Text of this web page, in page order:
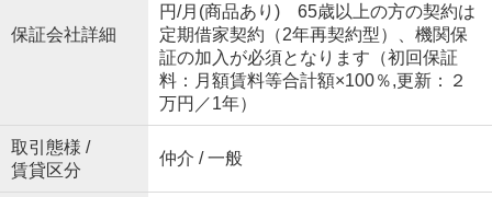
保証会社詳細
円/月(商品あり) 65歳以上の方の契約は
定期借家契約（2年再契約型）、機関保
証の加入が必須となります（初回保証
料：月額賃料等合計額×100％,更新：２
万円／1年）
取引態様 /
賃貸区分
仲介 / 一般